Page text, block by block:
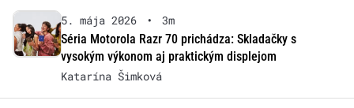
5. mája 2026 •
3m
Séria Motorola Razr 70 prichádza: Skladačky s
vysokým výkonom aj praktickým displejom
Katarína Šimková